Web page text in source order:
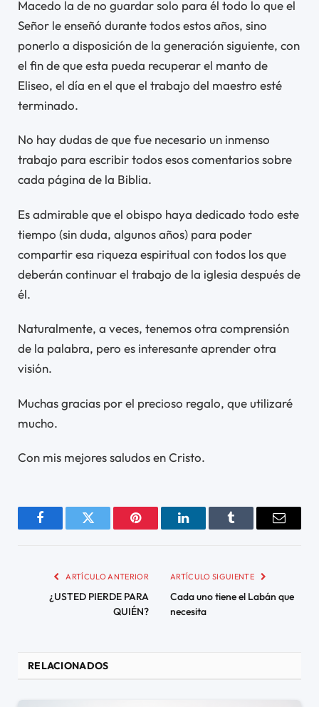
Macedo la de no guardar solo para él todo lo que el
Señor le enseñó durante todos estos años, sino
ponerlo a disposición de la generación siguiente, con
el fin de que esta pueda recuperar el manto de
Eliseo, el día en el que el trabajo del maestro esté
terminado.
No hay dudas de que fue necesario un inmenso
trabajo para escribir todos esos comentarios sobre
cada página de la Biblia.
Es admirable que el obispo haya dedicado todo este
tiempo (sin duda, algunos años) para poder
compartir esa riqueza espiritual con todos los que
deberán continuar el trabajo de la iglesia después de
él.
Naturalmente, a veces, tenemos otra comprensión
de la palabra, pero es interesante aprender otra
visión.
Muchas gracias por el precioso regalo, que utilizaré
mucho.
Con mis mejores saludos en Cristo.
FacebookTwitter Pinterest LinkedInTumblr Email
ARTÍCULO ANTERIOR
¿USTED PIERDE PARA
QUIÉN?
ARTÍCULO SIGUIENTE
Cada uno tiene el Labán que
necesita
RELACIONADOS